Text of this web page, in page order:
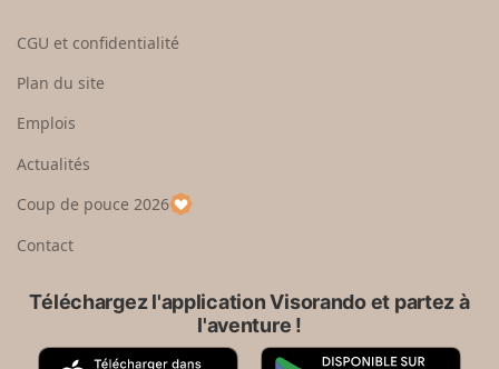
e
u
p
a
CGU et confidentialité
Plan du site
Emplois
Actualités
Coup de pouce 2026
Contact
Téléchargez l'application Visorando et partez à
l'aventure !
A G